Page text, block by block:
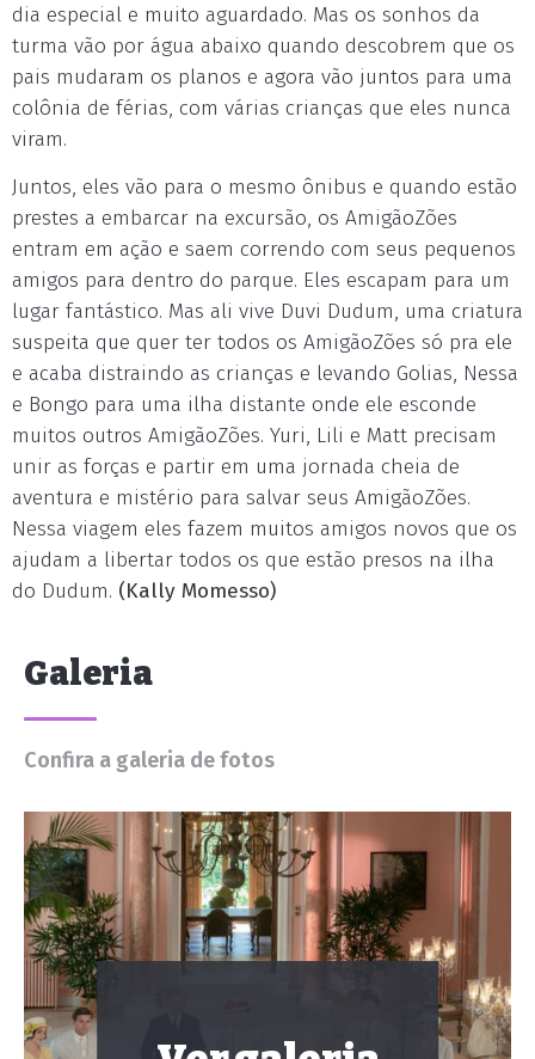
dia especial e muito aguardado. Mas os sonhos da
turma vão por água abaixo quando descobrem que os
pais mudaram os planos e agora vão juntos para uma
colônia de férias, com várias crianças que eles nunca
viram.
Juntos, eles vão para o mesmo ônibus e quando estão
prestes a embarcar na excursão, os AmigãoZões
entram em ação e saem correndo com seus pequenos
amigos para dentro do parque. Eles escapam para um
lugar fantástico. Mas ali vive Duvi Dudum, uma criatura
suspeita que quer ter todos os AmigãoZões só pra ele
e acaba distraindo as crianças e levando Golias, Nessa
e Bongo para uma ilha distante onde ele esconde
muitos outros AmigãoZões. Yuri, Lili e Matt precisam
unir as forças e partir em uma jornada cheia de
aventura e mistério para salvar seus AmigãoZões.
Nessa viagem eles fazem muitos amigos novos que os
ajudam a libertar todos os que estão presos na ilha
do Dudum. (Kally Momesso)
Galeria
Confira a galeria de fotos